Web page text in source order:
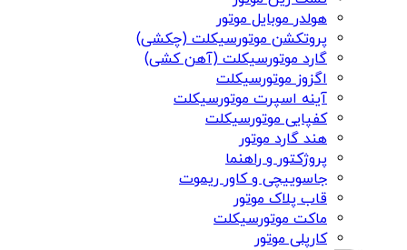
هولدر موبایل موتور
پروتکشن موتورسیکلت (چکشی)
گارد موتورسیکلت (آهن کشی)
اگزوز موتورسیکلت
آینه اسپرت موتورسیکلت
کفپایی موتورسیکلت
هند گارد موتور
پروژکتور و راهنما
جاسوییچی و کاور ریموت
قاب پلاک موتور
ماکت موتورسیکلت
کارپلی موتور